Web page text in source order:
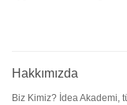
Hakkımızda
Biz Kimiz? İdea Akademi,